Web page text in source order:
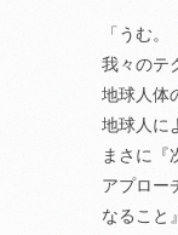
「うむ。
我々のテ
地球人体
地球人に
まさに『
アプロー
なること